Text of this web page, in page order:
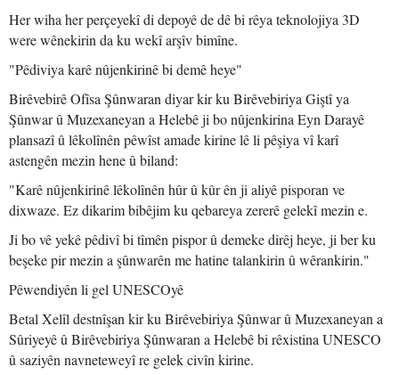
Her wiha her perçeyekî di depoyê de dê bi rêya teknolojiya 3D
were wênekirin da ku wekî arşîv bimîne.
"Pêdiviya karê nûjenkirinê bi demê heye"
Birêvebirê Ofîsa Şûnwaran diyar kir ku Birêvebiriya Giştî ya
Şûnwar û Muzexaneyan a Helebê ji bo nûjenkirina Eyn Darayê
plansazî û lêkolînên pêwîst amade kirine lê li pêşiya vî karî
astengên mezin hene û biland:
"Karê nûjenkirinê lêkolînên hûr û kûr ên ji aliyê pisporan ve
dixwaze. Ez dikarim bibêjim ku qebareya zererê gelekî mezin e.
Ji bo vê yekê pêdivî bi tîmên pispor û demeke dirêj heye, ji ber ku
beşeke pir mezin a şûnwarên me hatine talankirin û wêrankirin."
Pêwendiyên li gel UNESCOyê
Betal Xelîl destnîşan kir ku Birêvebiriya Şûnwar û Muzexaneyan a
Sûriyeyê û Birêvebiriya Şûnwaran a Helebê bi rêxistina UNESCO
û saziyên navneteweyî re gelek civîn kirine.